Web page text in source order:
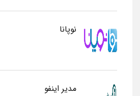
نوپانا
مدیر اینفو